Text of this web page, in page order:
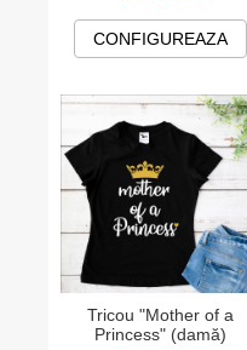
CONFIGUREAZA
Tricou "Mother of a
Princess" (damă)